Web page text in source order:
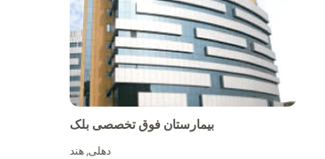
بیمارستان فوق تخصصی بلک
دهلی,هند